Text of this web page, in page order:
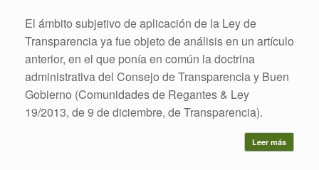
El ámbito subjetivo de aplicación de la Ley de
Transparencia ya fue objeto de análisis en un artículo
anterior, en el que ponía en común la doctrina
administrativa del Consejo de Transparencia y Buen
Gobierno (Comunidades de Regantes & Ley
19/2013, de 9 de diciembre, de Transparencia).
Leer más